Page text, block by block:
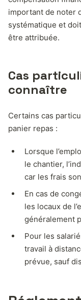
important de noter
systématique et
être attribuée.
Cas
connaître
Certains cas
panier repas :
Lorsque
le chantier,
car les frais
En cas de
les locaux de
généralement
Pour les
travail à
prévue, sauf